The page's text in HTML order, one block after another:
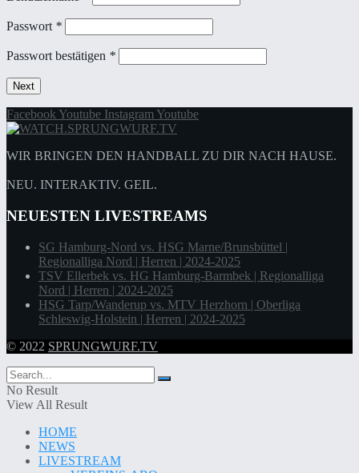
Passwort *
Passwort bestätigen *
Next
FacebookYoutube InstagramYoutube
WIR BRINGEN DEN HANDBALL ZU DIR NACH HAUSE.
NEU. INTERAKTIV. GEIL.
NEUESTEN LIVESTREAMS
SG Hamburg-Nord vs. HSG Marne/Brunsbüttel |
Regionalliga Nord | Herren | 2024-2025
TSV Ellerbek vs. HG Hamburg-Barmbek | Regionalliga
Nord | Herren | 2024-2025
HSG Tarp/Wanderup vs. MTV Herzhorn | Oberliga
Schleswig-Holstein | Herren | 2024-2025
© 2022 SPRUNGWURF.TV
No Result
View All Result
HOME
NEWS
LIVESTREAM